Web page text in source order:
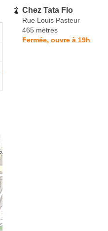
Chez Tata Flo
Rue Louis Pasteur
465 mètres
Fermée, ouvre à 19h